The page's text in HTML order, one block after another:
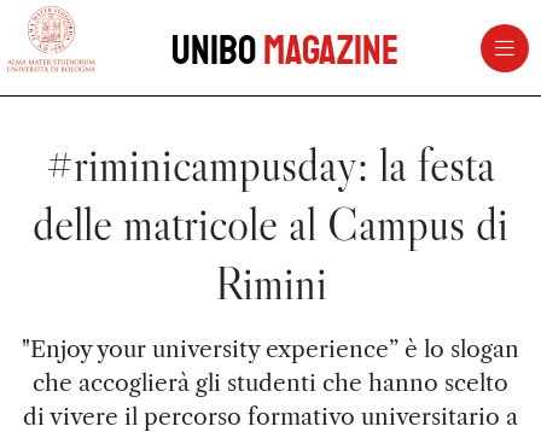
vai al contenuto della pagina
UniboMagazine
#riminicampusday: la festa
delle matricole al Campus di
Rimini
"Enjoy your university experience” è lo slogan
che accoglierà gli studenti che hanno scelto
di vivere il percorso formativo universitario a